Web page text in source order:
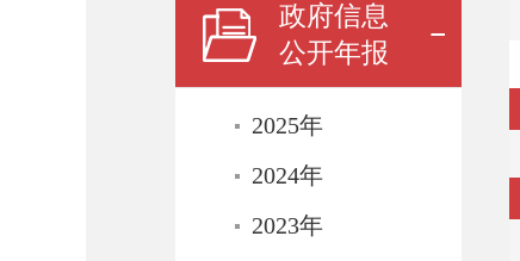
政府信息
公开年报
2025年
2024年
2023年